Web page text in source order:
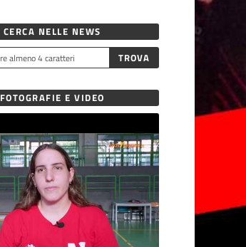
CERCA NELLE NEWS
FOTOGRAFIE E VIDEO